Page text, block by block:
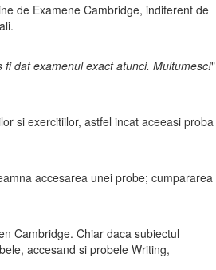
de Examene Cambridge, indiferent de
dat examenul exact atunci. Multumesc!"
si exercitiilor, astfel incat aceeasi proba
accesarea unei probe; cumpararea
Cambridge. Chiar daca subiectul
accesand si probele Writing,